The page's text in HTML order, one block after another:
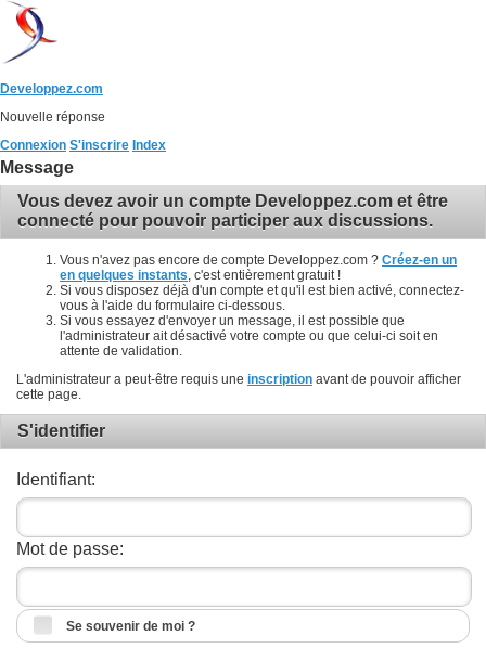
Developpez.com
Nouvelle réponse
Connexion S'inscrire Index
Message
Vous devez avoir un compte Developpez.com et être
connecté pour pouvoir participer aux discussions.
Vous n'avez pas encore de compte Developpez.com ? Créez-en un
en quelques instants , c'est entièrement gratuit !
Si vous disposez déjà d'un compte et qu'il est bien activé, connectez-
vous à l'aide du formulaire ci-dessous.
Si vous essayez d'envoyer un message, il est possible que
l'administrateur ait désactivé votre compte ou que celui-ci soit en
attente de validation.
L'administrateur a peut-être requis une inscription avant de pouvoir afficher
cette page.
S'identifier
Identifiant:
Mot de passe:
Se souvenir de moi ?